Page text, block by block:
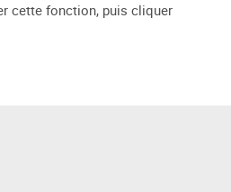
cette fonction, puis cliquer